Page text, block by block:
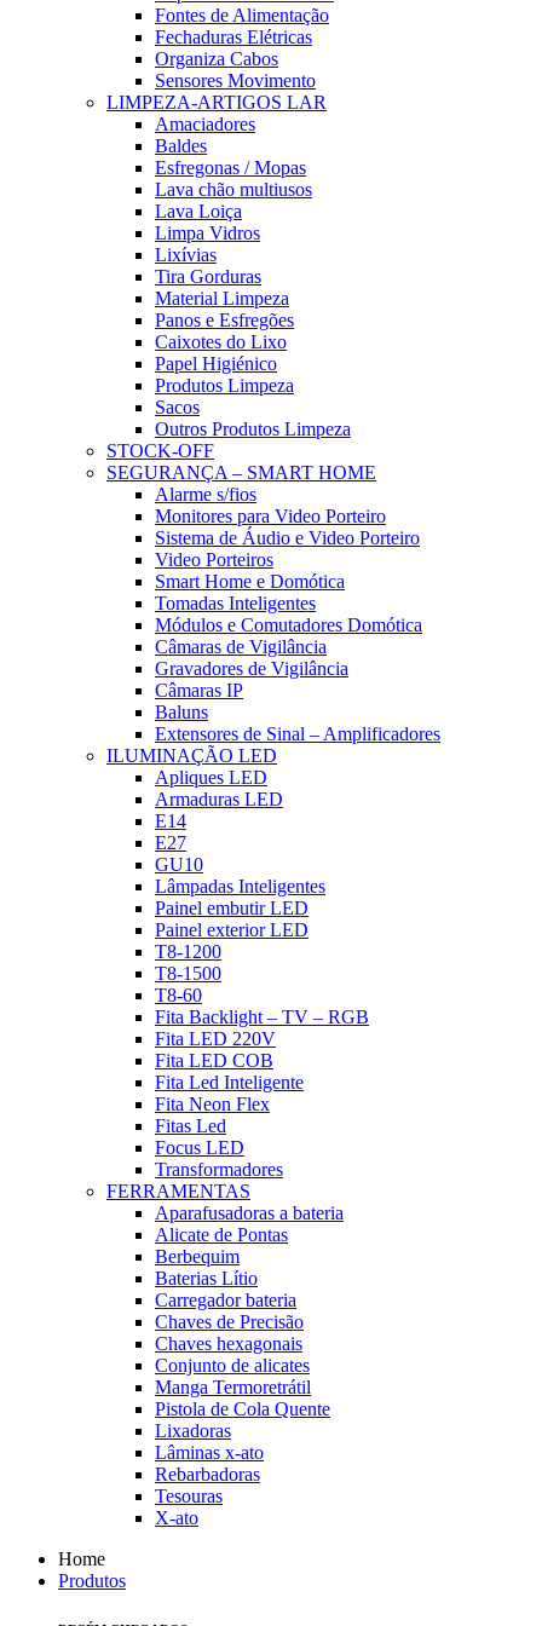
Fontes de Alimentação
Fechaduras Elétricas
Organiza Cabos
Sensores Movimento
LIMPEZA-ARTIGOS LAR
Amaciadores
Baldes
Esfregonas / Mopas
Lava chão multiusos
Lava Loiça
Limpa Vidros
Lixívias
Tira Gorduras
Material Limpeza
Panos e Esfregões
Caixotes do Lixo
Papel Higiénico
Produtos Limpeza
Sacos
Outros Produtos Limpeza
STOCK-OFF
SEGURANÇA – SMART HOME
Alarme s/fios
Monitores para Video Porteiro
Sistema de Áudio e Video Porteiro
Video Porteiros
Smart Home e Domótica
Tomadas Inteligentes
Módulos e Comutadores Domótica
Câmaras de Vigilância
Gravadores de Vigilância
Câmaras IP
Baluns
Extensores de Sinal – Amplificadores
ILUMINAÇÃO LED
Apliques LED
Armaduras LED
E14
E27
GU10
Lâmpadas Inteligentes
Painel embutir LED
Painel exterior LED
T8-1200
T8-1500
T8-60
Fita Backlight – TV – RGB
Fita LED 220V
Fita LED COB
Fita Led Inteligente
Fita Neon Flex
Fitas Led
Focus LED
Transformadores
FERRAMENTAS
Aparafusadoras a bateria
Alicate de Pontas
Berbequim
Baterias Lítio
Carregador bateria
Chaves de Precisão
Chaves hexagonais
Conjunto de alicates
Manga Termoretrátil
Pistola de Cola Quente
Lixadoras
Lâminas x-ato
Rebarbadoras
Tesouras
X-ato
Home
Produtos